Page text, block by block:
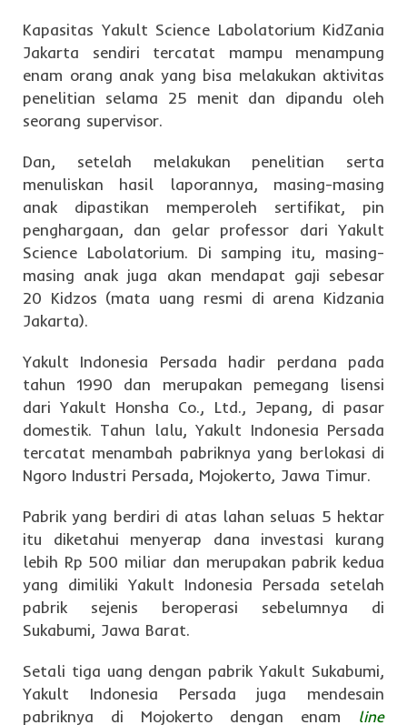
Kapasitas Yakult Science Labolatorium KidZania
Jakarta sendiri tercatat mampu menampung
enam orang anak yang bisa melakukan aktivitas
penelitian selama 25 menit dan dipandu oleh
seorang supervisor.
Dan, setelah melakukan penelitian serta
menuliskan hasil laporannya, masing-masing
anak dipastikan memperoleh sertifikat, pin
penghargaan, dan gelar professor dari Yakult
Science Labolatorium. Di samping itu, masing-
masing anak juga akan mendapat gaji sebesar
20 Kidzos (mata uang resmi di arena Kidzania
Jakarta).
Yakult Indonesia Persada hadir perdana pada
tahun 1990 dan merupakan pemegang lisensi
dari Yakult Honsha Co., Ltd., Jepang, di pasar
domestik. Tahun lalu, Yakult Indonesia Persada
tercatat menambah pabriknya yang berlokasi di
Ngoro Industri Persada, Mojokerto, Jawa Timur.
Pabrik yang berdiri di atas lahan seluas 5 hektar
itu diketahui menyerap dana investasi kurang
lebih Rp 500 miliar dan merupakan pabrik kedua
yang dimiliki Yakult Indonesia Persada setelah
pabrik sejenis beroperasi sebelumnya di
Sukabumi, Jawa Barat.
Setali tiga uang dengan pabrik Yakult Sukabumi,
Yakult Indonesia Persada juga mendesain
pabriknya di Mojokerto dengan enam line